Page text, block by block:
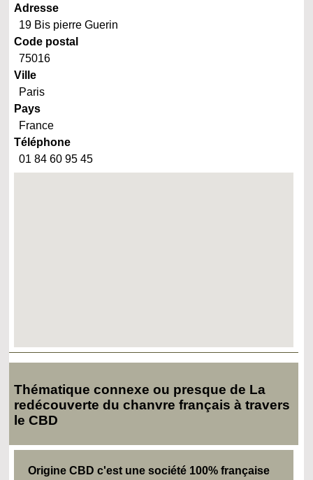
Adresse
19 Bis pierre Guerin
Code postal
75016
Ville
Paris
Pays
France
Téléphone
01 84 60 95 45
Thématique connexe ou presque de La
redécouverte du chanvre français à travers
le CBD
Origine CBD c'est une société 100% française